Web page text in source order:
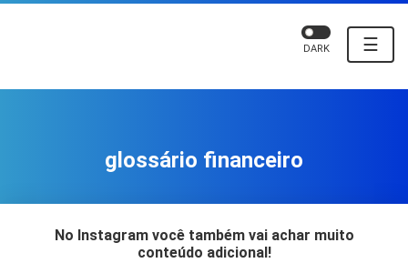
☰
DARK
glossário financeiro
No Instagram você também vai achar muito
conteúdo adicional!